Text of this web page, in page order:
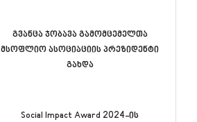
გვანცა ჯობავა გამომცემელთა
მსოფლიო ასოციაციის პრეზიდენტი
გახდა
Social Impact Award 2024-ის